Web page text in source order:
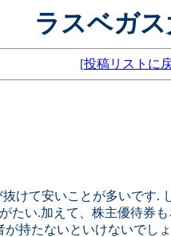
ラスベガ
[投稿リストに
けて安いことが多いです.
たい.加えて、株主優待券
持たないといけないでし